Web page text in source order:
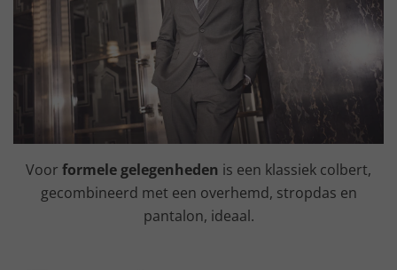
Voor formele gelegenheden is een klassiek colbert,
gecombineerd met een overhemd, stropdas en
pantalon, ideaal.